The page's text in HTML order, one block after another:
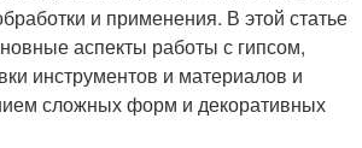
и применения. В этой статье
аспекты работы с гипсом,
инструментов и материалов и
сложных форм и декоративных